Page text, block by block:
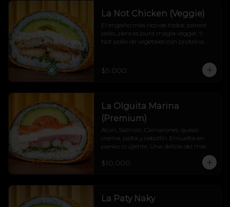
La Not Chicken (Veggie)
El engaño más rico de todos: parece
pollo, pero es pura magia veggie. ✨
Not pollo de vegetales con proteína
que hace crunch a cada mordisco.
¡Explosión de sabor sin culpa! 💚🔥
$9.000
La Olguita Marina
(Premium)
Atún, Salmón, Camarones, queso
crema, palta y cebollín. Envuelta en
panko crujiente. Una delicia del mar.
$10.000
La Paty Naky